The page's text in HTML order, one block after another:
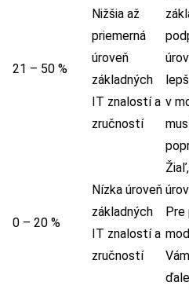
21 – 50 %
Nižšia až
priemerná
úroveň
základných
IT znalostí a
zručností
v
0 – 20 %
Nízka úroveň
základných
IT znalostí a
zručností
Pre